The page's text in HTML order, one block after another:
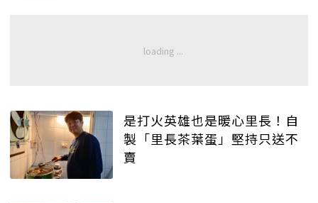
是打火英雄也是暖心里長！自
製「里長茶葉蛋」堅持只送不
賣